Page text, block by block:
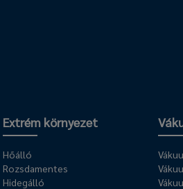
Extrém környezet
Hőálló
Rozsdamentes
Hidegálló